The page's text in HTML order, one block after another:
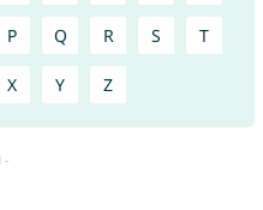
P Q R S T
X Y Z